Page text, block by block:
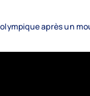
après un